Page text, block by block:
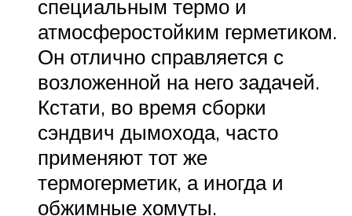
специальным термо и
атмосферостойким герметиком.
Он отлично справляется с
возложенной на него задачей.
Кстати, во время сборки
сэндвич дымохода, часто
применяют тот же
термогерметик, а иногда и
обжимные хомуты.